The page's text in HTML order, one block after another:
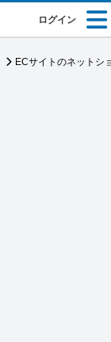
ログイン
ECサイトのネットシ